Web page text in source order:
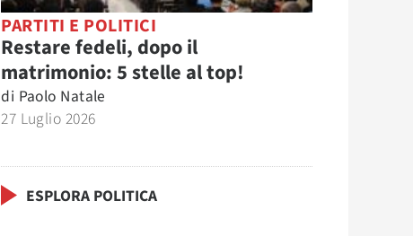
PARTITI E POLITICI
Restare fedeli, dopo il
matrimonio: 5 stelle al top!
di Paolo Natale
27 Luglio 2026
ESPLORA POLITICA